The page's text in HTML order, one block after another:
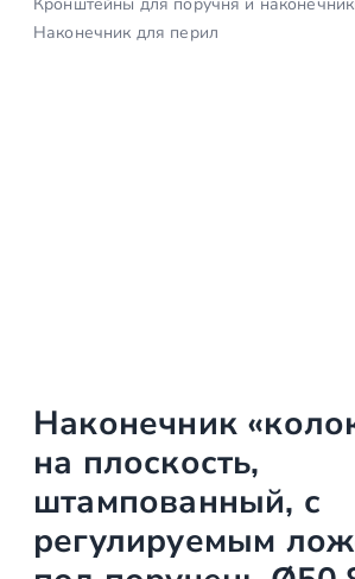
Наконечник для перил
Наконечник
на плоскость,
штампованный, с
регулируемым